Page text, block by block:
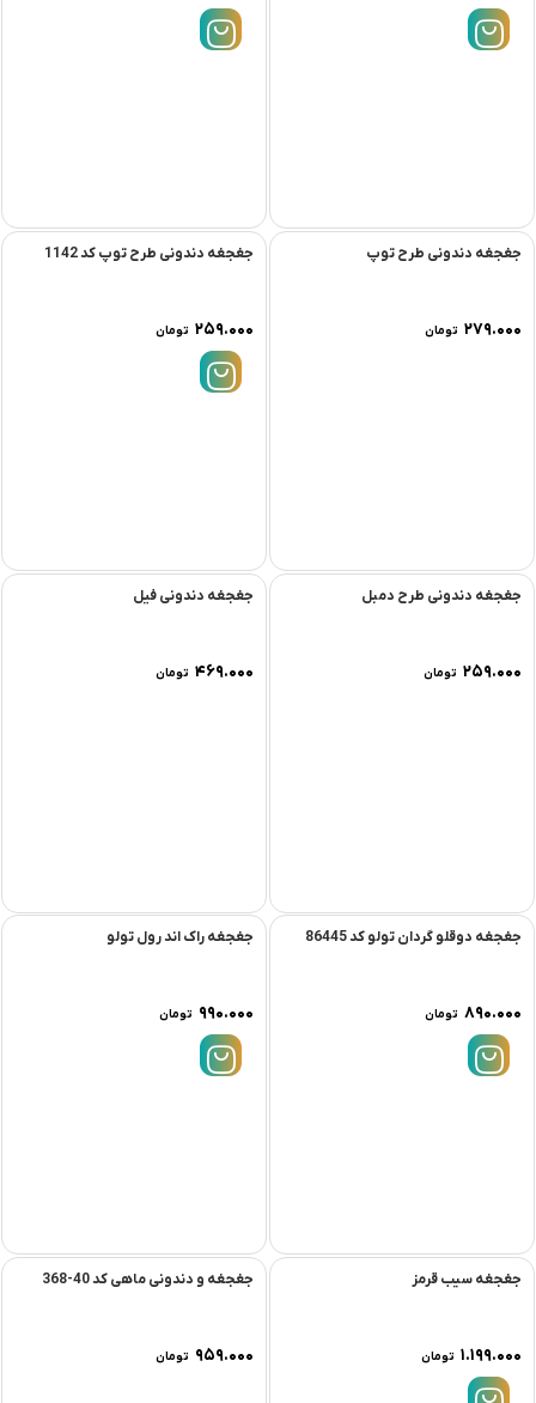
جغجغه دندونی طرح توپ
۲۷۹.۰۰۰ تومان
جغجغه دندونی طرح توپ کد 1142
۲۵۹.۰۰۰ تومان
جغجغه دندونی طرح دمبل
۲۵۹.۰۰۰ تومان
جغجغه دندونی فیل
۴۶۹.۰۰۰ تومان
جغجغه دوقلو گردان تولو کد 86445
۸۹۰.۰۰۰ تومان
جغجغه راک اند رول تولو
۹۹۰.۰۰۰ تومان
جغجغه سیب قرمز
۱.۱۹۹.۰۰۰ تومان
جغجغه و دندونی ماهی کد 40-368
۹۵۹.۰۰۰ تومان